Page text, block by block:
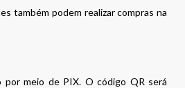
também podem realizar compras na
por meio de PIX. O código QR será